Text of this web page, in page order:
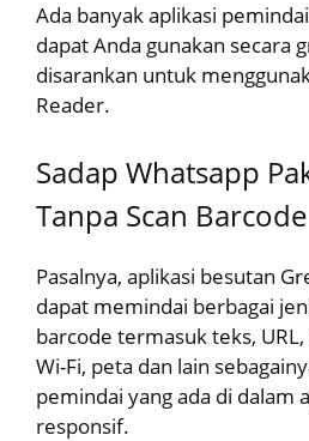
Ada banyak aplikasi
dapat Anda gunakan secara
disarankan untuk
Reader.
Sadap Whatsapp
Tanpa Scan Barcode
Pasalnya, aplikasi besutan
dapat memindai berbagai
barcode termasuk teks,
Wi-Fi, peta dan lain
pemindai yang ada di dalam
responsif.